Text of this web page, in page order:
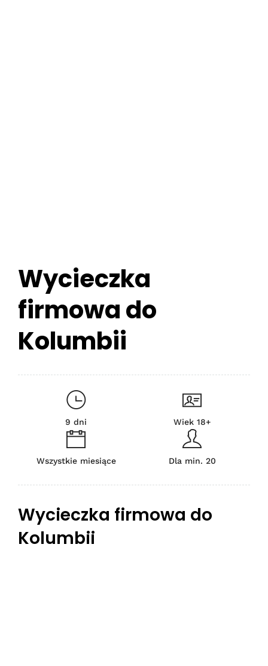
Wycieczka
firmowa do
Kolumbii
9 dni Wiek 18+
Wszystkie miesiące Dla min. 20
Wycieczka firmowa do
Kolumbii